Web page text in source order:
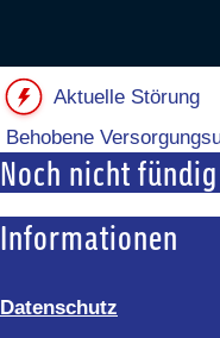
Aktuelle
Behobene
Noch nicht
Informationen
Datenschutz